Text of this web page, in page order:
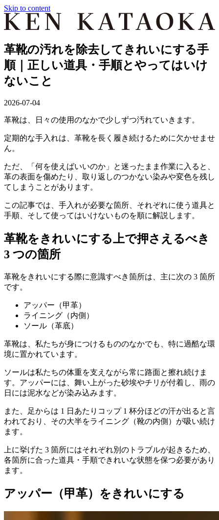
Skip to content
革靴の汚れを除去してきれいにする手
順｜正しい道具・手順とやってはいけ
ないこと
2026-07-04
革靴は、日々の使用のなかで少しずつ汚れていきます。
定期的な手入れは、革靴を長く履き続けるために欠かせませ
ん。
ただ、「何を使えばいいのか」と迷ったまま作業に入ると、
革の表面を傷めたり、取り返しのつかない染みや変色を残し
てしまうことがあります。
この記事では、手入れが必要な箇所、それぞれに使う道具と
手順、そして使ってはいけないものを順に解説します。
革靴をきれいにする上で押さえるべき
3 つの箇所
革靴をきれいにする際に意識すべき箇所は、主に次の 3 箇所
です。
アッパー（甲革）
ライニング（内側）
ソール（革底）
革靴は、私たちが身につけるもののなかでも、特に過酷な環
境に置かれています。
ソールは私たちの体重を支えながら常に路面と擦れ続けま
す。アッパーには、舞い上がった砂埃やチリが付着し、雨の
日には泥水などが染み込みます。
また、足からは 1 日あたりコップ 1 杯分ほどの汗が出ると言
われており、その大半をライニング（靴の内側）が吸い続け
ます。
上に挙げた 3 箇所にはそれぞれ別のトラブルが起きるため、
各箇所に合った道具・手順できれいな状態を保つ必要があり
ます。
アッパー（甲革）をきれいにする